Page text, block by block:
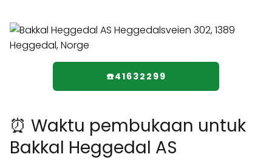
☎️41632299
⏰ Waktu pembukaan untuk
Bakkal Heggedal AS